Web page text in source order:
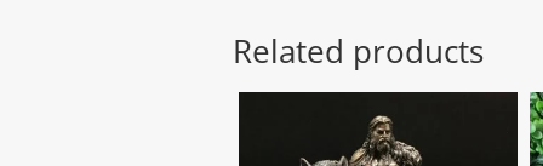
Related products